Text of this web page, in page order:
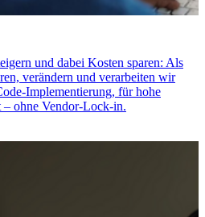
und dabei Kosten sparen: Als
verändern und verarbeiten wir
Implementierung, für hohe
ohne Vendor-Lock-in.